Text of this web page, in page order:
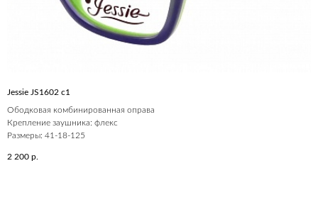
Jessie JS1602 c1
Ободковая комбинированная оправа
Крепление заушника: флекс
Размеры: 41-18-125
2 200 р.